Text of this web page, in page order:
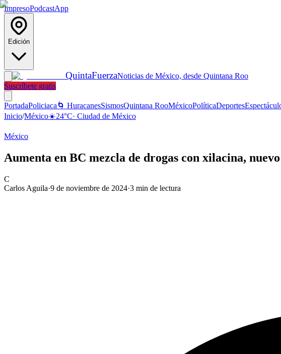
ImpresoPodcastApp
Edición
QuintaFuerzaNoticias de México, desde Quintana Roo
Suscríbete gratis
PortadaPoliciaca 🌀 HuracanesSismosQuintana RooMéxicoPolíticaDeportes
Inicio/México☀️24°C· Ciudad de México
México
Aumenta en BC mezcla de drogas con xilacina,
C
Carlos Aguila·9 de noviembre de 2024·3 min de lectura